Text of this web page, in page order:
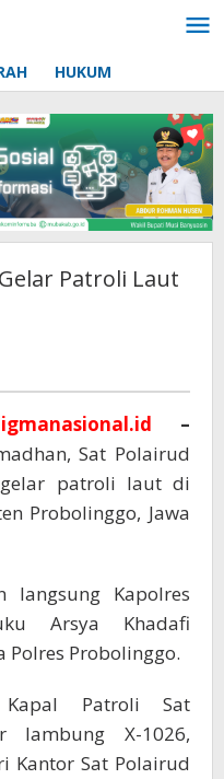
HUKUM
Patroli Laut
–
Sat Polairud
patroli laut di
Probolinggo, Jawa
langsung Kapolres
Arsya Khadafi
Probolinggo.
Kapal Patroli Sat
lambung X-1026,
Kantor Sat Polairud